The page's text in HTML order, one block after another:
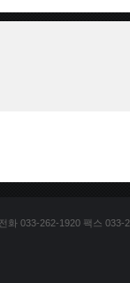
화 033-262-1920 팩스 033-